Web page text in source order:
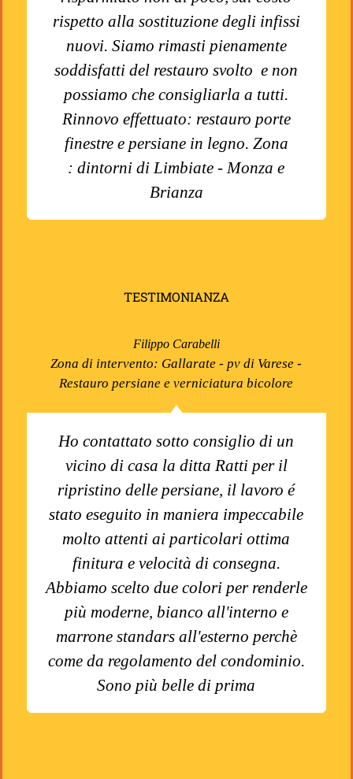
rispetto alla sostituzione degli infissi
nuovi. Siamo rimasti pienamente
soddisfatti del restauro svolto e non
possiamo che consigliarla a tutti.
Rinnovo effettuato: restauro porte
finestre e persiane in legno. Zona
: dintorni di Limbiate - Monza e
Brianza
TESTIMONIANZA
Ho contattato sotto consiglio di un
vicino di casa la ditta Ratti per il
ripristino delle persiane, il lavoro é
stato eseguito in maniera impeccabile
molto attenti ai particolari ottima
finitura e velocità di consegna.
Abbiamo scelto due colori per renderle
più moderne, bianco all'interno e
marrone standars all'esterno perchè
come da regolamento del condominio.
Sono più belle di prima
Filippo Carabelli
Zona di intervento: Gallarate - pv di Varese -
Restauro persiane e verniciatura bicolore